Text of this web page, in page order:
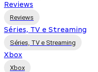
Reviews
Reviews
Séries, TV e Streaming
Séries, TV e Streaming
Xbox
Xbox